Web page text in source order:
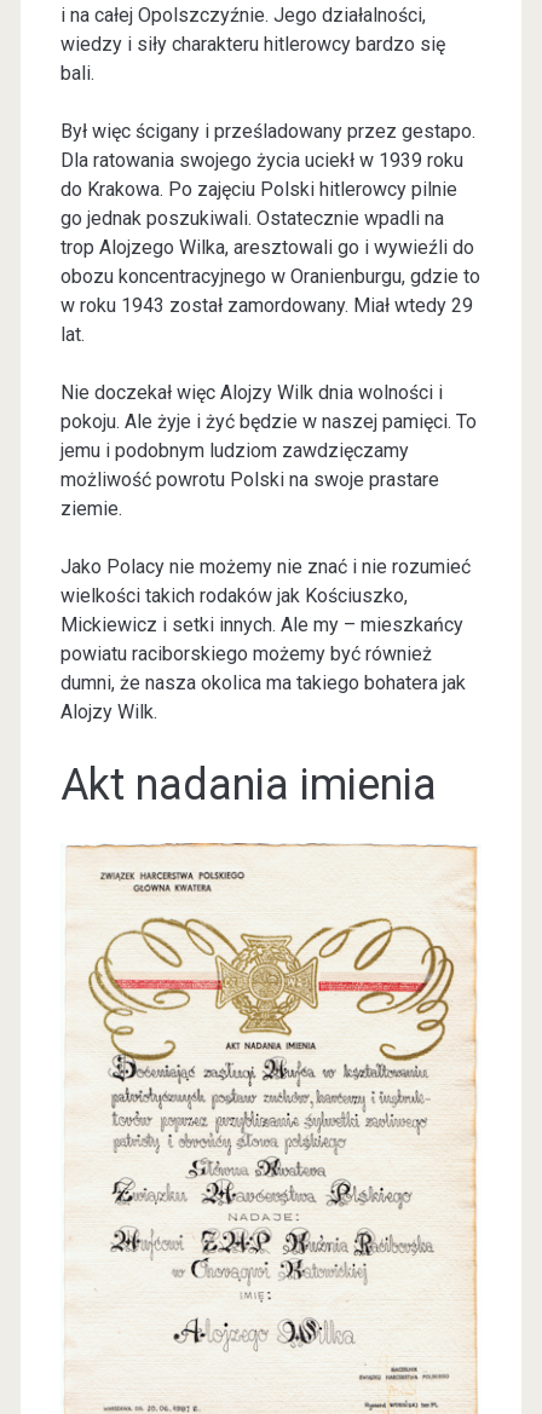
i na całej Opolszczyźnie. Jego działalności,
wiedzy i siły charakteru hitlerowcy bardzo się
bali.
Był więc ścigany i prześladowany przez gestapo.
Dla ratowania swojego życia uciekł w 1939 roku
do Krakowa. Po zajęciu Polski hitlerowcy pilnie
go jednak poszukiwali. Ostatecznie wpadli na
trop Alojzego Wilka, aresztowali go i wywieźli do
obozu koncentracyjnego w Oranienburgu, gdzie to
w roku 1943 został zamordowany. Miał wtedy 29
lat.
Nie doczekał więc Alojzy Wilk dnia wolności i
pokoju. Ale żyje i żyć będzie w naszej pamięci. To
jemu i podobnym ludziom zawdzięczamy
możliwość powrotu Polski na swoje prastare
ziemie.
Jako Polacy nie możemy nie znać i nie rozumieć
wielkości takich rodaków jak Kościuszko,
Mickiewicz i setki innych. Ale my – mieszkańcy
powiatu raciborskiego możemy być również
dumni, że nasza okolica ma takiego bohatera jak
Alojzy Wilk.
Akt nadania imienia